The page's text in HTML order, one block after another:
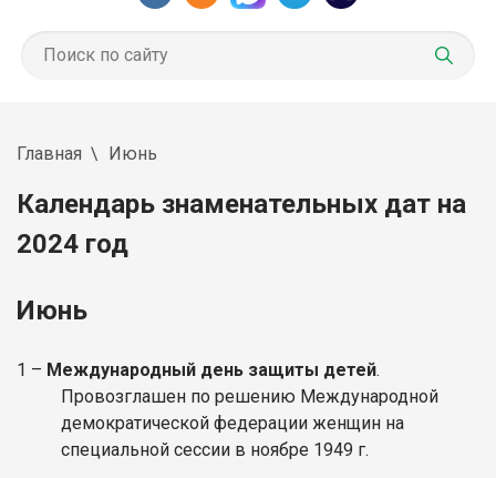
Главная Июнь
Календарь знаменательных дат на
2024 год
Июнь
1 – Международный день защиты детей.
Провозглашен по решению Международной
демократической федерации женщин на
специальной сессии в ноябре 1949 г.